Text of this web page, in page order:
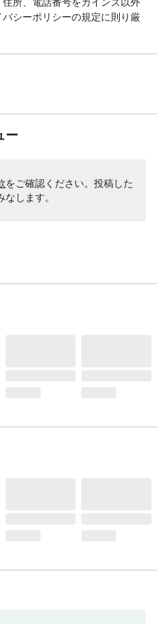
シーポリシーの規定に則り厳
ー
をご確認ください。投稿した
します。